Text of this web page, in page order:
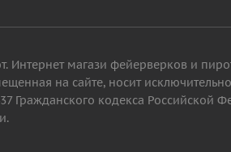
Интернет магази фейерверков и
на сайте, носит
Гражданского кодекса Российской